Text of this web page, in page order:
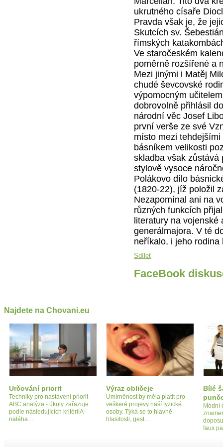
ukrutného císaře
Pravda však je, že
Skutcích sv.
římských
Ve staročeském
poměrně rozšířené a
Mezi jinými i Matěj
chudé ševcovské
výpomocným
dobrovolně přihlásil
národní věc Josef
první verše ze své
místo mezi
básníkem velikosti
skladba však zůstává
stylově vysoce
Polákovo dílo
(1820-22), jíž položil
Nezapomínal ani na
různých funkcích
literatury na vojenské
generálmajora. V té
neříkalo, i jeho rodina
Sdílet
FaceBook
Najdete na Chovani.eu
Určování priorit
Techniky pro nastavení priorit
ABC analýza - úkoly zařazuje
podle následujících kritériíA -
naléha…
Výraz obličeje
Umírněnost by měla platit pro
veškeré projevy naší fyzické
osoby. Týká se to hlavně
hlasitosti, gest…
Bílé
Módní
faux